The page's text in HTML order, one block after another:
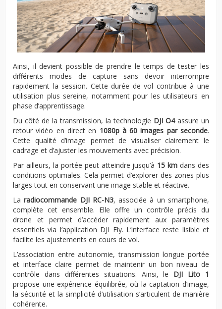
Ainsi, il devient possible de prendre le temps de tester les
différents modes de capture sans devoir interrompre
rapidement la session. Cette durée de vol contribue à une
utilisation plus sereine, notamment pour les utilisateurs en
phase d’apprentissage.
Du côté de la transmission, la technologie DJI O4assure un
retour vidéo en direct en 1080p à 60 images par seconde.
Cette qualité d’image permet de visualiser clairement le
cadrage et d’ajuster les mouvements avec précision.
Par ailleurs, la portée peut atteindre jusqu’à 15 km dans des
conditions optimales. Cela permet d’explorer des zones plus
larges tout en conservant une image stable et réactive.
Laradiocommande DJI RC-N3, associée à un smartphone,
complète cet ensemble. Elle offre un contrôle précis du
drone et permet d’accéder rapidement aux paramètres
essentiels via l’application DJI Fly. L’interface reste lisible et
facilite les ajustements en cours de vol.
L’association entre autonomie, transmission longue portée
et interface claire permet de maintenir un bon niveau de
contrôle dans différentes situations. Ainsi, le DJI Lito 1
propose une expérience équilibrée, où la captation d’image,
la sécurité et la simplicité d’utilisation s’articulent de manière
cohérente.